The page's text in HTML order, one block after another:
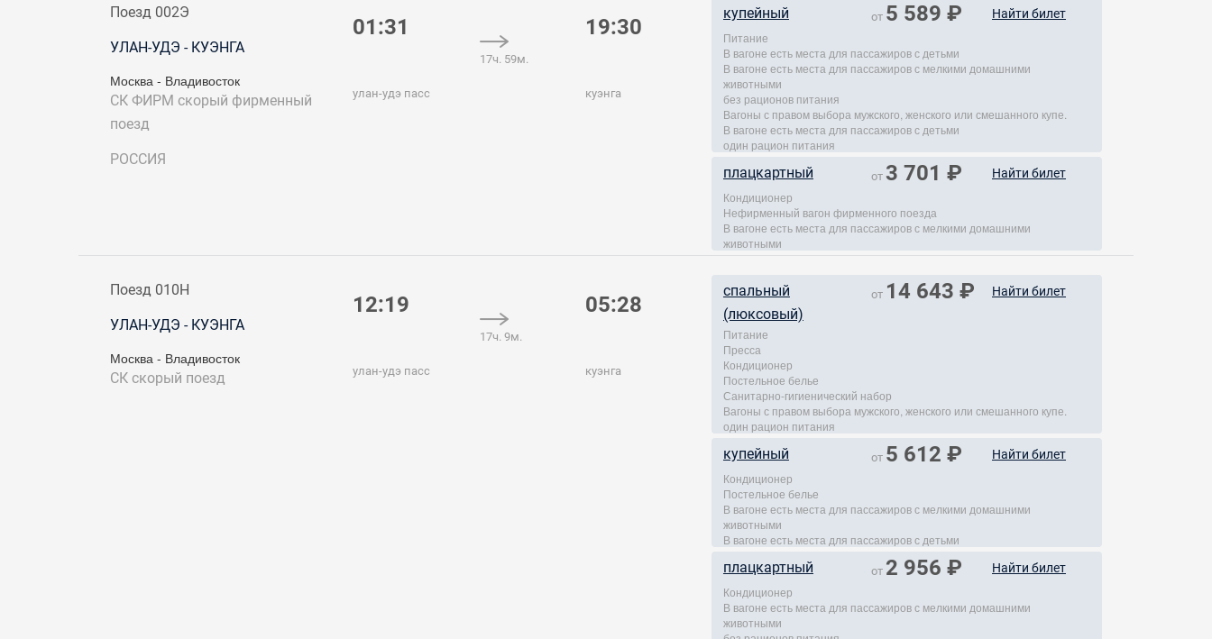
Поезд 002Э
УЛАН-УДЭ - КУЭНГА
Москва - Владивосток
СК ФИРМскорый фирменный
поезд
РОССИЯ
01:31
улан-удэ пасс
17ч. 59м.
19:30
куэнга
купейный от 5 589 ₽ Найти билет
Питание
В вагоне есть места для пассажиров с детьми
В вагоне есть места для пассажиров с мелкими домашними
животными
без рационов питания
Вагоны с правом выбора мужского, женского или смешанного купе.
В вагоне есть места для пассажиров с детьми
один рацион питания
плацкартный от3 701 ₽ Найти билет
Кондиционер
Нефирменный вагон фирменного поезда
В вагоне есть места для пассажиров с мелкими домашними
животными
Поезд 010Н
УЛАН-УДЭ - КУЭНГА
Москва - Владивосток
СКскорый поезд
12:19
улан-удэ пасс
17ч. 9м.
05:28
куэнга
спальный
(люксовый)
от 14 643 ₽ Найти билет
Питание
Пресса
Кондиционер
Постельное белье
Санитарно-гигиенический набор
Вагоны с правом выбора мужского, женского или смешанного купе.
один рацион питания
купейный от 5 612 ₽ Найти билет
Кондиционер
Постельное белье
В вагоне есть места для пассажиров с мелкими домашними
животными
В вагоне есть места для пассажиров с детьми
плацкартный от 2 956 ₽ Найти билет
Кондиционер
В вагоне есть места для пассажиров с мелкими домашними
животными